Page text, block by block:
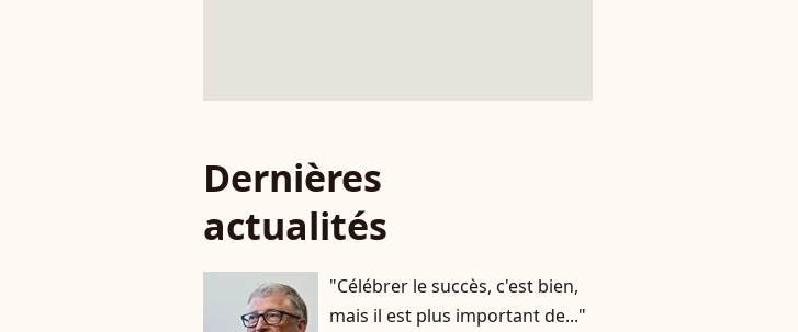
Dernières
actualités
"Célébrer le succès, c'est bien,
mais il est plus important de..."